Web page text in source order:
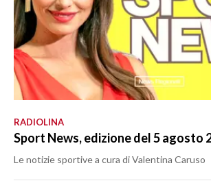
RADIOLINA
Sport News, edizione del 5 agosto
Le notizie sportive a cura di Valentina Caruso